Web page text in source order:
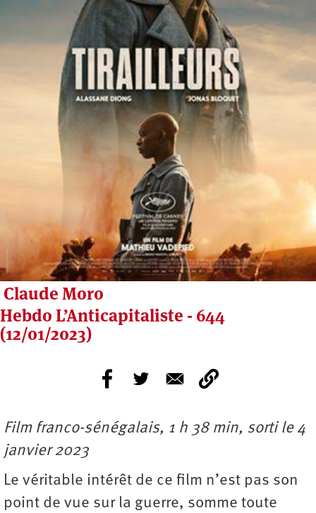
Claude Moro
Hebdo L’Anticapitaliste - 644
(12/01/2023)
Film franco-sénégalais, 1 h 38 min, sorti le 4
janvier 2023
Le véritable intérêt de ce film n’est pas son
point de vue sur la guerre, somme toute